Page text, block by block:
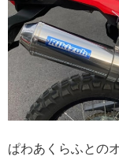
ぱわあくらふとの